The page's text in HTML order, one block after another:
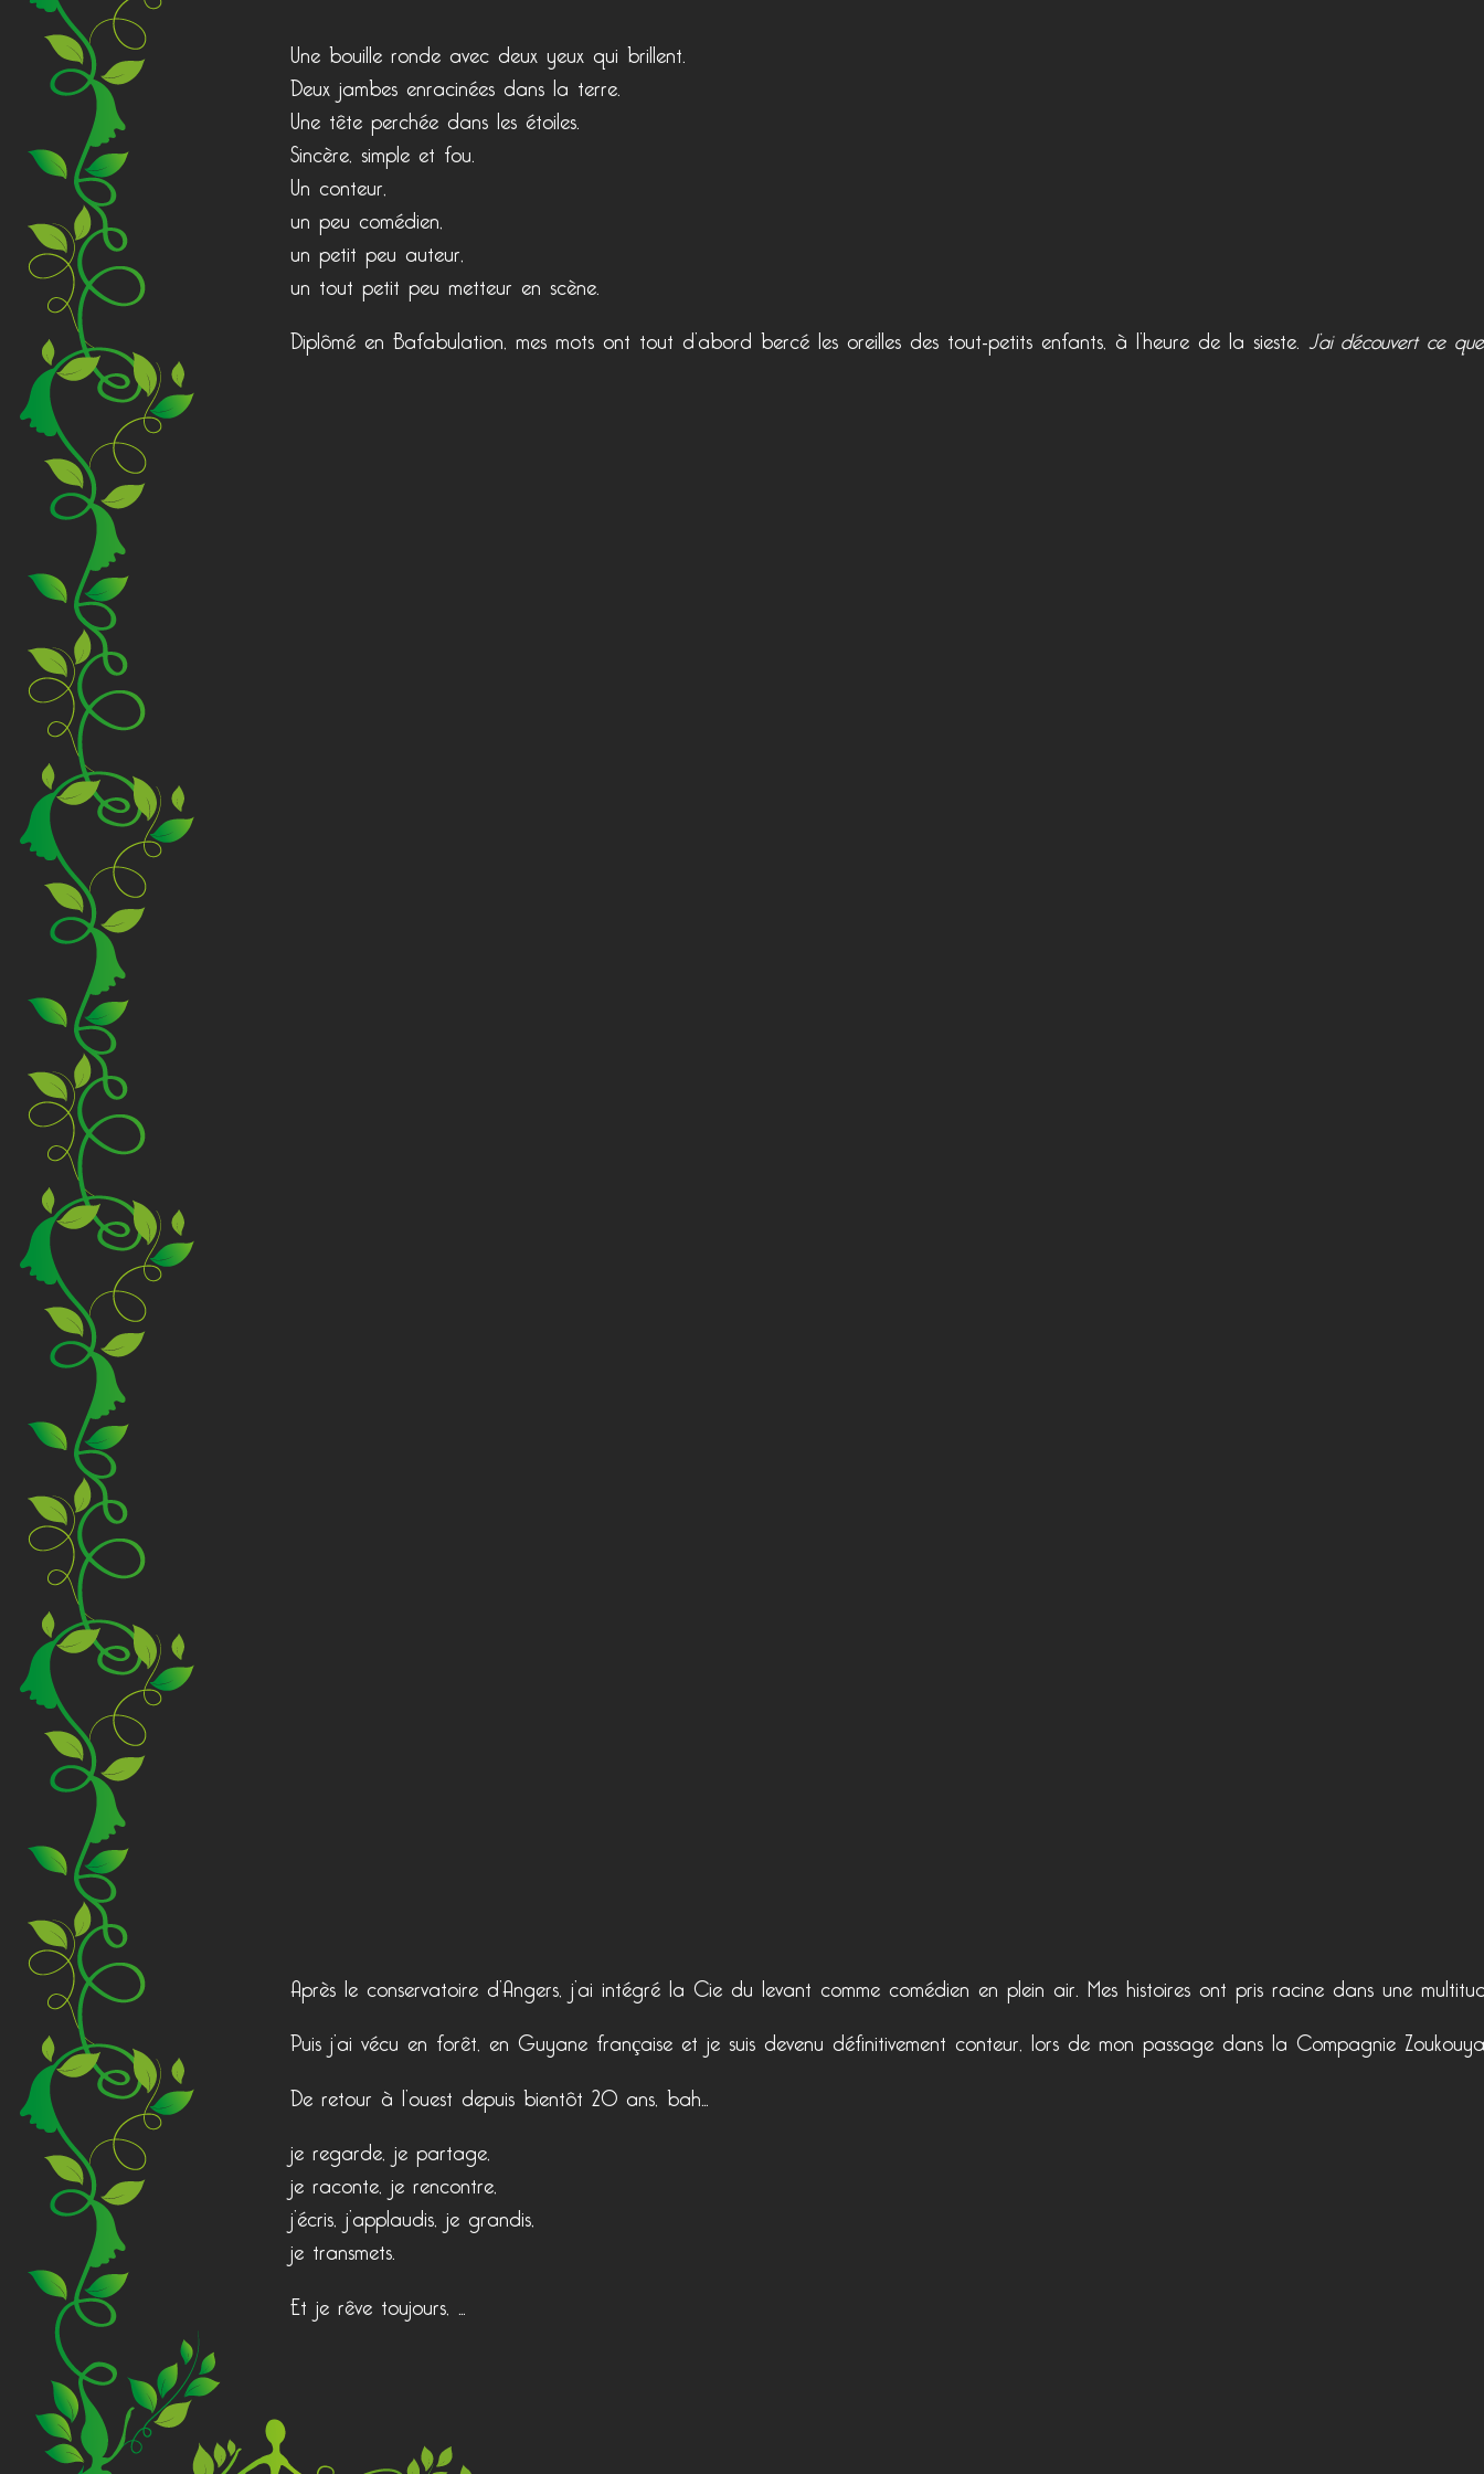
Une bouille ronde avec deux yeux qui brillent.
Deux jambes enracinées dans la terre.
Une tête perchée dans les étoiles.
Sincère, simple et fou.
Un conteur,
un peu comédien,
un petit peu auteur,
un tout petit peu metteur en scène.
Diplômé en Bafabulation, mes mots ont tout d’abord bercé les oreilles des tout-petits enfants, à l’heure de la sieste. J’ai découvert ce
Après le conservatoire d’Angers, j’ai intégré la Cie du levant comme comédien en plein air. Mes histoires ont pris racine dans une
Puis j’ai vécu en forêt, en Guyane française et je suis devenu définitivement conteur, lors de mon passage dans la Compagnie
De retour à l’ouest depuis bientôt 20 ans, bah…
je regarde, je partage,
je raconte, je rencontre,
j’écris, j’applaudis, je grandis,
je transmets.
Et je rêve toujours, …